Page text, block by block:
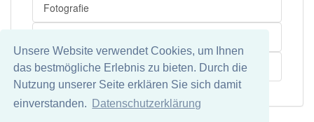
Unsere Website verwendet Cookies, um Ihnen
das bestmögliche Erlebnis zu bieten. Durch die
Nutzung unserer Seite erklären Sie sich damit
einverstanden.
Datenschutzerklärung
Fotografie
Fotopapier